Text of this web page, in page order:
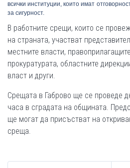
всички институции, които имат
за сигурност.
В работните срещи, които се
на страната, участват
местните власти,
прокуратурата, областните
власт и други.
Срещата в Габрово ще се проведе
часа в сградата на общината.
ще могат да присъстват на
среща.